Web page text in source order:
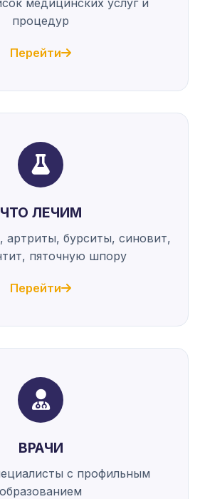
процедур
Перейти
ЧТО ЛЕЧИМ
артриты, бурситы, синовит,
пяточную шпору
Перейти
ВРАЧИ
с профильным
образованием